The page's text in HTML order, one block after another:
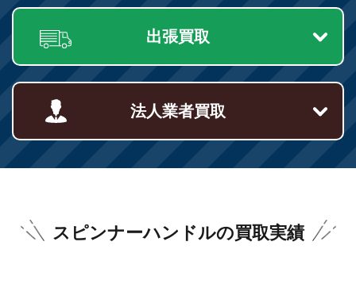
出張買取
法人業者買取
スピンナーハンドルの買取実績